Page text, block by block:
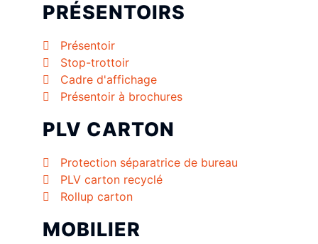
PRÉSENTOIRS
Présentoir
Stop-trottoir
Cadre d'affichage
Présentoir à brochures
PLV CARTON
Protection séparatrice de bureau
PLV carton recyclé
Rollup carton
MOBILIER